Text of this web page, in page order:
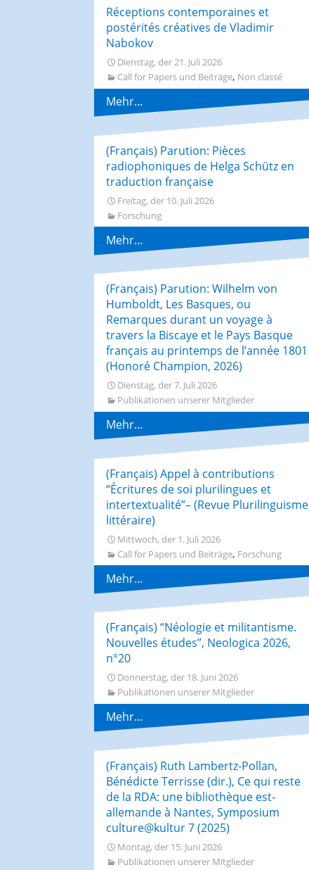
Réceptions contemporaines et
postérités créatives de Vladimir
Nabokov
Dienstag, der 21. Juli 2026
Call for Papers und Beiträge, Non classé
Mehr...
(Français) Parution: Pièces
radiophoniques de Helga Schütz en
traduction française
Freitag, der 10. Juli 2026
Forschung
Mehr...
(Français) Parution: Wilhelm von
Humboldt, Les Basques, ou
Remarques durant un voyage à
travers la Biscaye et le Pays Basque
français au printemps de l’année 1801
(Honoré Champion, 2026)
Dienstag, der 7. Juli 2026
Publikationen unserer Mitglieder
Mehr...
(Français) Appel à contributions
“Écritures de soi plurilingues et
intertextualité”– (Revue Plurilinguisme
littéraire)
Mittwoch, der 1. Juli 2026
Call for Papers und Beiträge, Forschung
Mehr...
(Français) “Néologie et militantisme.
Nouvelles études”, Neologica 2026,
n°20
Donnerstag, der 18. Juni 2026
Publikationen unserer Mitglieder
Mehr...
(Français) Ruth Lambertz-Pollan,
Bénédicte Terrisse (dir.), Ce qui reste
de la RDA: une bibliothèque est-
allemande à Nantes, Symposium
culture@kultur 7 (2025)
Montag, der 15. Juni 2026
Publikationen unserer Mitglieder